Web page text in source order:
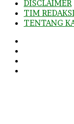
DISCLAIMER
TIM REDAKSI
TENTANG